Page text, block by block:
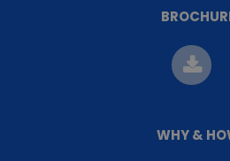
WHY &